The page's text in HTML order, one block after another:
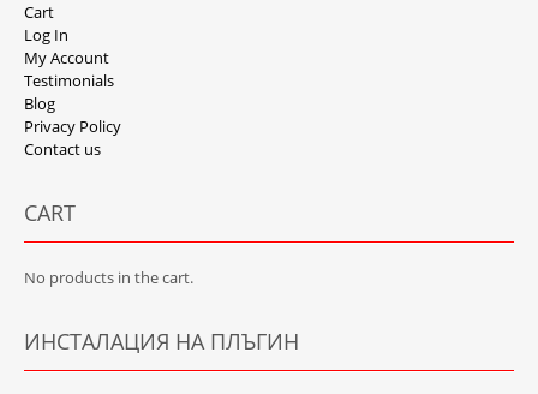
Cart
Log In
My Account
Testimonials
Blog
Privacy Policy
Contact us
CART
No products in the cart.
ИНСТАЛАЦИЯ НА ПЛЪГИН